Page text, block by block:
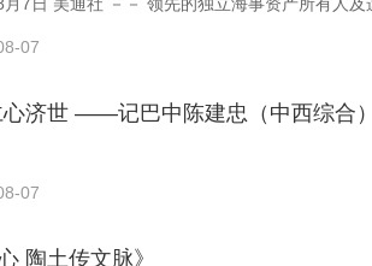
07
济世 ——记巴中陈建忠（中西综合
07
陶土传文脉》